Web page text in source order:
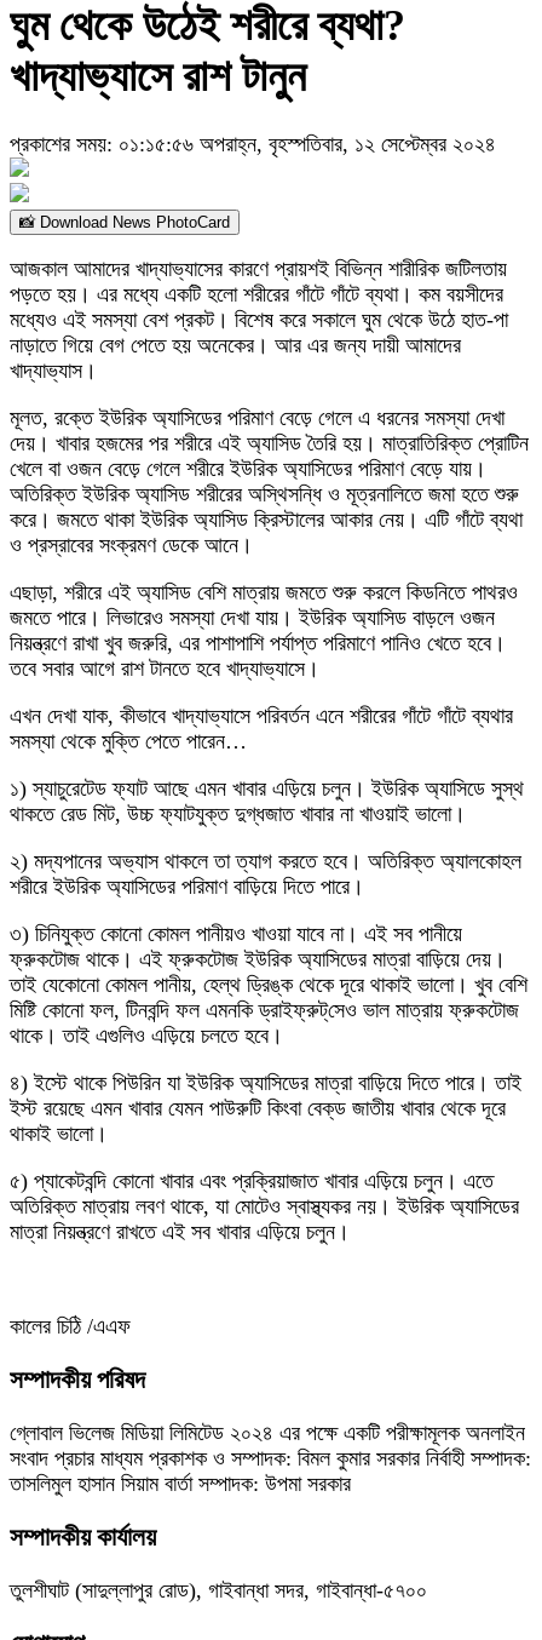
ঘুম থেকে উঠেই শরীরে ব্যথা?
খাদ্যাভ্যাসে রাশ টানুন
প্রকাশের সময়: ০১:১৫:৫৬ অপরাহ্ন, বৃহস্পতিবার, ১২ সেপ্টেম্বর ২০২৪
📸 Download News PhotoCard
আজকাল আমাদের খাদ্যাভ্যাসের কারণে প্রায়শই বিভিন্ন শারীরিক জটিলতায়
পড়তে হয়। এর মধ্যে একটি হলো শরীরের গাঁটে গাঁটে ব্যথা। কম বয়সীদের
মধ্যেও এই সমস্যা বেশ প্রকট। বিশেষ করে সকালে ঘুম থেকে উঠে হাত-পা
নাড়াতে গিয়ে বেগ পেতে হয় অনেকের। আর এর জন্য দায়ী আমাদের
খাদ্যাভ্যাস।
মূলত, রক্তে ইউরিক অ্যাসিডের পরিমাণ বেড়ে গেলে এ ধরনের সমস্যা দেখা
দেয়। খাবার হজমের পর শরীরে এই অ্যাসিড তৈরি হয়। মাত্রাতিরিক্ত প্রোটিন
খেলে বা ওজন বেড়ে গেলে শরীরে ইউরিক অ্যাসিডের পরিমাণ বেড়ে যায়।
অতিরিক্ত ইউরিক অ্যাসিড শরীরের অস্থিসন্ধি ও মূত্রনালিতে জমা হতে শুরু
করে। জমতে থাকা ইউরিক অ্যাসিড ক্রিস্টালের আকার নেয়। এটি গাঁটে ব্যথা
ও প্রস্রাবের সংক্রমণ ডেকে আনে।
এছাড়া, শরীরে এই অ্যাসিড বেশি মাত্রায় জমতে শুরু করলে কিডনিতে পাথরও
জমতে পারে। লিভারেও সমস্যা দেখা যায়। ইউরিক অ্যাসিড বাড়লে ওজন
নিয়ন্ত্রণে রাখা খুব জরুরি, এর পাশাপাশি পর্যাপ্ত পরিমাণে পানিও খেতে হবে।
তবে সবার আগে রাশ টানতে হবে খাদ্যাভ্যাসে।
এখন দেখা যাক, কীভাবে খাদ্যাভ্যাসে পরিবর্তন এনে শরীরের গাঁটে গাঁটে ব্যথার
সমস্যা থেকে মুক্তি পেতে পারেন…
১) স্যাচুরেটেড ফ্যাট আছে এমন খাবার এড়িয়ে চলুন। ইউরিক অ্যাসিডে সুস্থ
থাকতে রেড মিট, উচ্চ ফ্যাটযুক্ত দুগ্ধজাত খাবার না খাওয়াই ভালো।
২) মদ্যপানের অভ্যাস থাকলে তা ত্যাগ করতে হবে। অতিরিক্ত অ্যালকোহল
শরীরে ইউরিক অ্যাসিডের পরিমাণ বাড়িয়ে দিতে পারে।
৩) চিনিযুক্ত কোনো কোমল পানীয়ও খাওয়া যাবে না। এই সব পানীয়ে
ফ্রুকটোজ থাকে। এই ফ্রুকটোজ ইউরিক অ্যাসিডের মাত্রা বাড়িয়ে দেয়।
তাই যেকোনো কোমল পানীয়, হেল্‌থ ড্রিঙ্ক থেকে দূরে থাকাই ভালো। খুব বেশি
মিষ্টি কোনো ফল, টিনবন্দি ফল এমনকি ড্রাইফ্রুট্‌সেও ভাল মাত্রায় ফ্রুকটোজ
থাকে। তাই এগুলিও এড়িয়ে চলতে হবে।
৪) ইস্টে থাকে পিউরিন যা ইউরিক অ্যাসিডের মাত্রা বাড়িয়ে দিতে পারে। তাই
ইস্ট রয়েছে এমন খাবার যেমন পাউরুটি কিংবা বেক্‌ড জাতীয় খাবার থেকে দূরে
থাকাই ভালো।
৫) প্যাকেটবন্দি কোনো খাবার এবং প্রক্রিয়াজাত খাবার এড়িয়ে চলুন। এতে
অতিরিক্ত মাত্রায় লবণ থাকে, যা মোটেও স্বাস্থ্যকর নয়। ইউরিক অ্যাসিডের
মাত্রা নিয়ন্ত্রণে রাখতে এই সব খাবার এড়িয়ে চলুন।
কালের চিঠি /এএফ
সম্পাদকীয় পরিষদ
গ্লোবাল ভিলেজ মিডিয়া লিমিটেড ২০২৪ এর পক্ষে একটি পরীক্ষামূলক অনলাইন
সংবাদ প্রচার মাধ্যম প্রকাশক ও সম্পাদক: বিমল কুমার সরকার নির্বাহী সম্পাদক:
তাসলিমুল হাসান সিয়াম বার্তা সম্পাদক: উপমা সরকার
সম্পাদকীয় কার্যালয়
তুলশীঘাট (সাদুল্লাপুর রোড), গাইবান্ধা সদর, গাইবান্ধা-৫৭০০